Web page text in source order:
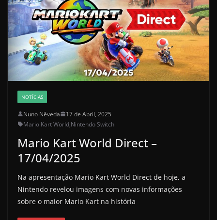
NOTÍCIAS
Nuno Nêveda
17 de Abril, 2025
Mario Kart World,Nintendo Switch
Mario Kart World Direct –
17/04/2025
Na apresentação Mario Kart World Direct de hoje, a
Nintendo revelou imagens com novas informações
sobre o maior Mario Kart na história